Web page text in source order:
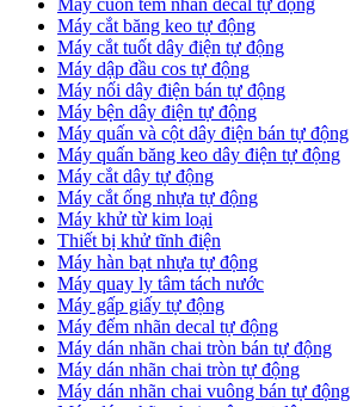
Máy cuốn tem nhãn decal tự động
Máy cắt băng keo tự động
Máy cắt tuốt dây điện tự động
Máy dập đầu cos tự động
Máy nối dây điện bán tự động
Máy bện dây điện tự động
Máy quấn và cột dây điện bán tự động
Máy quấn băng keo dây điện tự động
Máy cắt dây tự động
Máy cắt ống nhựa tự động
Máy khử từ kim loại
Thiết bị khử tĩnh điện
Máy hàn bạt nhựa tự động
Máy quay ly tâm tách nước
Máy gấp giấy tự động
Máy đếm nhãn decal tự động
Máy dán nhãn chai tròn bán tự động
Máy dán nhãn chai tròn tự động
Máy dán nhãn chai vuông bán tự động